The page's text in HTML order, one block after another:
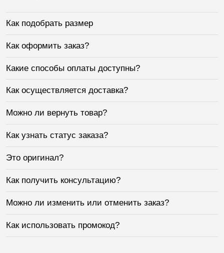
Как подобрать размер
Как оформить заказ?
Какие способы оплаты доступны?
Как осуществляется доставка?
Можно ли вернуть товар?
Как узнать статус заказа?
Это оригинал?
Как получить консультацию?
Можно ли изменить или отменить заказ?
Как использовать промокод?